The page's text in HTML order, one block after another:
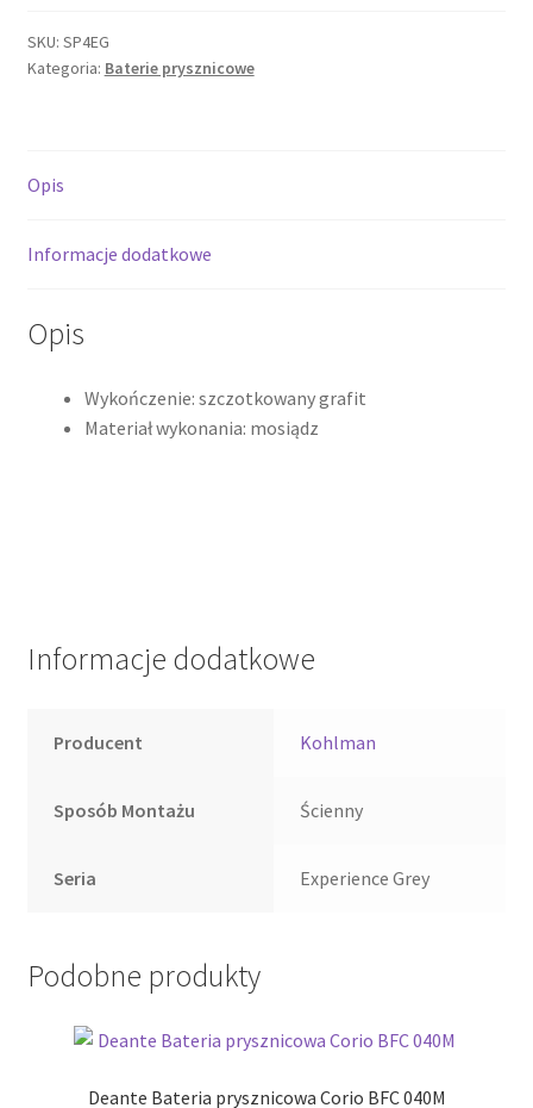
Słuchawka
prysznicowa,
SKU: SP4EG
Kategoria: Baterie prysznicowe
Opis
Informacje dodatkowe
Opis
Wykończenie: szczotkowany grafit
Materiał wykonania: mosiądz
Informacje dodatkowe
Producent Kohlman
Sposób Montażu Ścienny
Seria Experience Grey
Podobne produkty
Deante Bateria prysznicowa Corio BFC 040M